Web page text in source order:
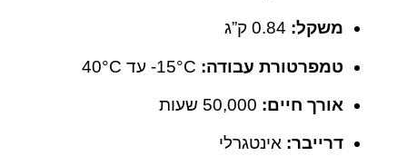
משקל:
טמפרטורת עבודה:
אורך חיים:
דרייבר: אינטגרלי